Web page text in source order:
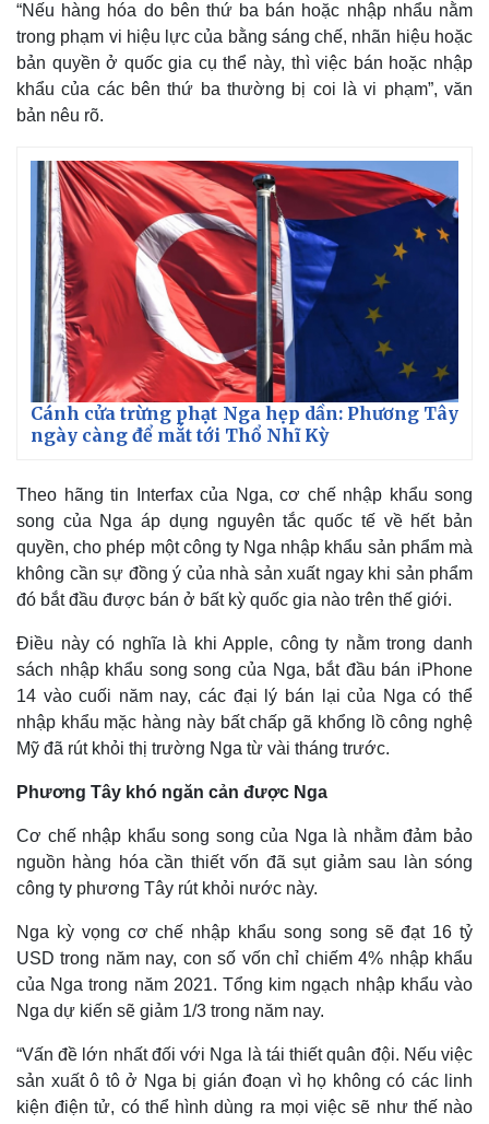
Kinh tế
Bất động sản
Khởi nghiệp
Thị trường
Giá vàng
Tiêu dùng
Tỷ giá
Giá cà phê
“Nếu hàng hóa do bên thứ ba bán hoặc nhập nhẩu nằm
trong phạm vi hiệu lực của bằng sáng chế, nhãn hiệu hoặc
bản quyền ở quốc gia cụ thể này, thì việc bán hoặc nhập
khẩu của các bên thứ ba thường bị coi là vi phạm”, văn
bản nêu rõ.
Cánh cửa trừng phạt Nga hẹp dần: Phương Tây
ngày càng để mắt tới Thổ Nhĩ Kỳ
Theo hãng tin Interfax của Nga, cơ chế nhập khẩu song
song của Nga áp dụng nguyên tắc quốc tế về hết bản
quyền, cho phép một công ty Nga nhập khẩu sản phẩm mà
không cần sự đồng ý của nhà sản xuất ngay khi sản phẩm
đó bắt đầu được bán ở bất kỳ quốc gia nào trên thế giới.
Điều này có nghĩa là khi Apple, công ty nằm trong danh
sách nhập khẩu song song của Nga, bắt đầu bán iPhone
14 vào cuối năm nay, các đại lý bán lại của Nga có thể
nhập khẩu mặc hàng này bất chấp gã khổng lồ công nghệ
Mỹ đã rút khỏi thị trường Nga từ vài tháng trước.
Phương Tây khó ngăn cản được Nga
Cơ chế nhập khẩu song song của Nga là nhằm đảm bảo
nguồn hàng hóa cần thiết vốn đã sụt giảm sau làn sóng
công ty phương Tây rút khỏi nước này.
Nga kỳ vọng cơ chế nhập khẩu song song sẽ đạt 16 tỷ
USD trong năm nay, con số vốn chỉ chiếm 4% nhập khẩu
của Nga trong năm 2021. Tổng kim ngạch nhập khẩu vào
Nga dự kiến sẽ giảm 1/3 trong năm nay.
“Vấn đề lớn nhất đối với Nga là tái thiết quân đội. Nếu việc
sản xuất ô tô ở Nga bị gián đoạn vì họ không có các linh
kiện điện tử, có thể hình dùng ra mọi việc sẽ như thế nào